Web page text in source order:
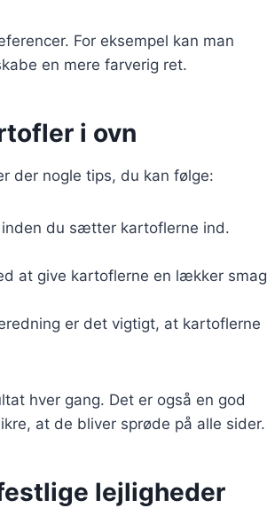
For eksempel kan man
en mere farverig ret.
i ovn
der nogle tips, du kan følge:
du sætter kartoflerne ind.
at give kartoflerne en lækker smag
er det vigtigt, at kartoflerne
hver gang. Det er også en god
at de bliver sprøde på alle sider.
lejligheder